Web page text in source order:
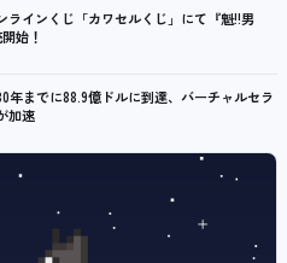
ラインくじ「カワセルくじ」にて『魁!!男
始！
年までに88.9億ドルに到達、バーチャルセラ
加速